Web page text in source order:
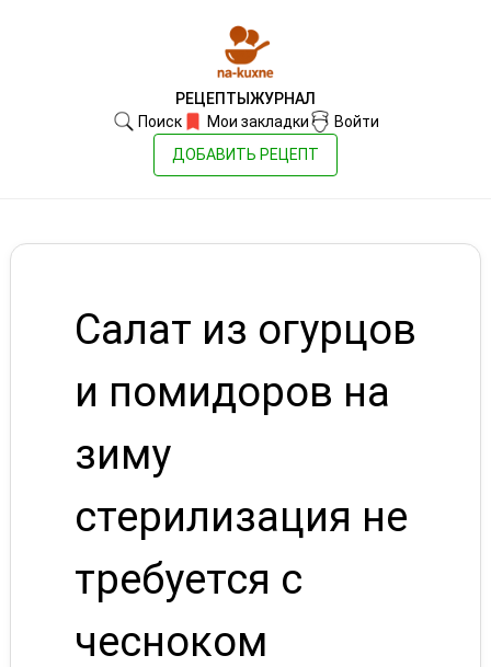
РЕЦЕПТЫ ЖУРНАЛ
Поиск
Мои закладки
Войти
ДОБАВИТЬ РЕЦЕПТ
Салат из огурцов
и помидоров на
зиму
стерилизация не
требуется с
чесноком